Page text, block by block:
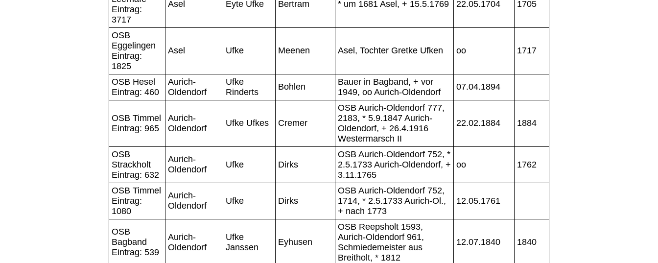
Eintrag:
3717
Asel Eyte Ufke Bertram * um 1681 Asel, + 15.5.1769 22.05.1704 1705
OSB
Eggelingen
Eintrag:
1825
Asel Ufke Meenen Asel, Tochter Gretke Ufken oo 1717
OSB Hesel
Eintrag: 460
Aurich-
Oldendorf
Ufke
Rinderts
Bohlen
Bauer in Bagband, + vor
1949, oo Aurich-Oldendorf
07.04.1894
OSB Timmel
Eintrag: 965
Aurich-
Oldendorf
Ufke Ufkes Cremer
OSB Aurich-Oldendorf 777,
2183, * 5.9.1847 Aurich-
Oldendorf, + 26.4.1916
Westermarsch II
22.02.1884 1884
OSB
Strackholt
Eintrag: 632
Aurich-
Oldendorf
Ufke Dirks
OSB Aurich-Oldendorf 752, *
2.5.1733 Aurich-Oldendorf, +
3.11.1765
oo 1762
OSB Timmel
Eintrag:
1080
Aurich-
Oldendorf
Ufke Dirks
OSB Aurich-Oldendorf 752,
1714, * 2.5.1733 Aurich-Ol.,
+ nach 1773
12.05.1761
OSB
Bagband
Eintrag: 539
Aurich-
Oldendorf
Ufke
Janssen
Eyhusen
OSB Reepsholt 1593,
Aurich-Oldendorf 961,
Schmiedemeister aus
Breitholt, * 1812
12.07.1840 1840